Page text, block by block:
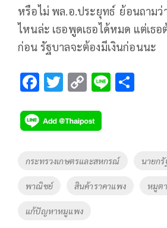
หรือไม่ พล.อ.ประยุทธ์ ย้อนถามว่า
ไหนล่ะ เธอพูดเธอได้หมด แต่เธอ
ก่อน รัฐบาลจะต้องมีเงินก่อนนะ
F
e
b
o
o
k
T
tt
er
C
p
y
Li
n
k
Li
Tags
กระทรวงเกษตรและสหกรณ์ นายก
พาณิชย์ สินค้าราคาแพง หมูต
แก้ปัญหาหมูแพง